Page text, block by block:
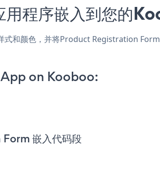
序嵌入到您的
和颜色，并将Product Registration
on Kooboo:
嵌入代码段